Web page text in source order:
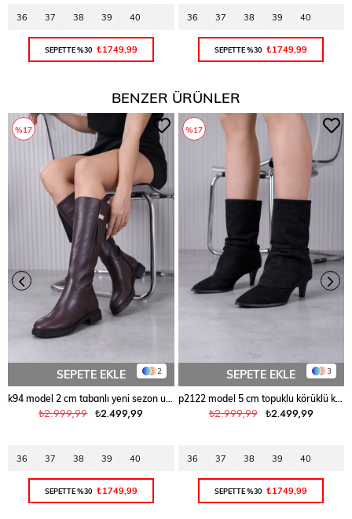
36 37 38 39 40
SEPETTE %30 ₺1749,99
36 37 38 39 40
SEPETTE %30 ₺1749,99
BENZER ÜRÜNLER
2
SEPETE EKLE
₺2.499,99
₺2.999,99
36 37 38 39 40
SEPETTE %30 ₺1749,99
%17
3
SEPETE EKLE
p2122 model 5 cm topuklu körüklü kısa çizme SIY.SUET
₺2.499,99
₺2.999,99
36 37 38 39 40
SEPETTE %30 ₺1749,99
%17